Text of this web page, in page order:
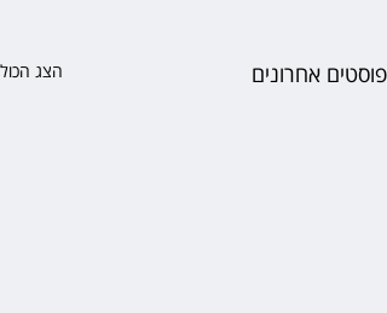
פוסטים אחרונים הצג הכול